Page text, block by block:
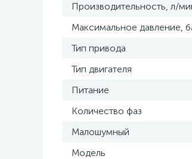
Производительность, л/
Максимальное давление,
Тип привода
Тип двигателя
Питание
Количество фаз
Малошумный
Модель